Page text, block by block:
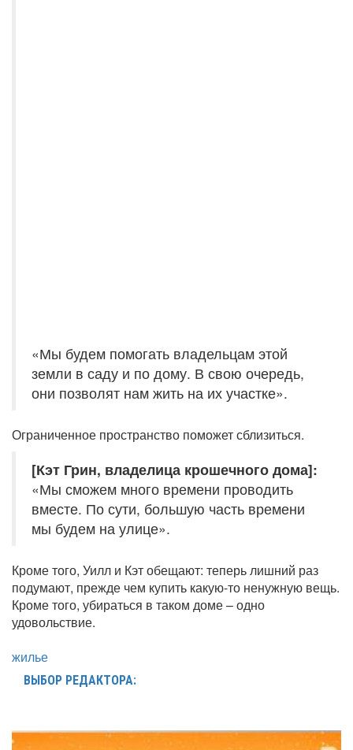
«Мы будем помогать владельцам этой
земли в саду и по дому. В свою очередь,
они позволят нам жить на их участке».
Ограниченное пространство поможет сблизиться.
[Кэт Грин, владелица крошечного дома]:
«Мы сможем много времени проводить
вместе. По сути, большую часть времени
мы будем на улице».
Кроме того, Уилл и Кэт обещают: теперь лишний раз
подумают, прежде чем купить какую-то ненужную вещь.
Кроме того, убираться в таком доме – одно
удовольствие.
жилье
ВЫБОР РЕДАКТОРА: